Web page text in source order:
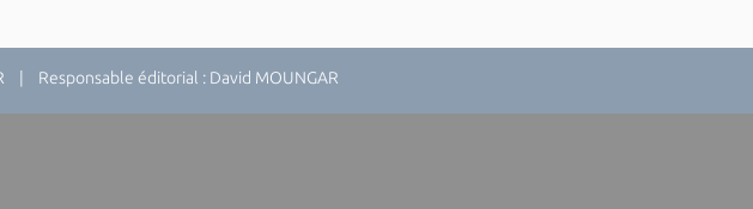
| Responsable éditorial : David MOUNGAR